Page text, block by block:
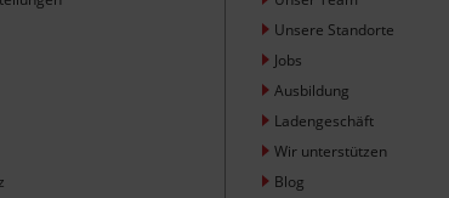
Unsere Standorte
Jobs
Ausbildung
Ladengeschäft
Wir unterstützen
Blog